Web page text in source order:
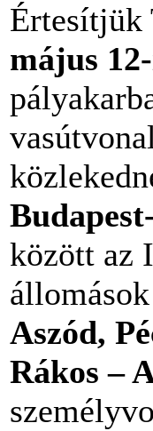
Értesítjük
május
között az
Aszód,
Rákos –